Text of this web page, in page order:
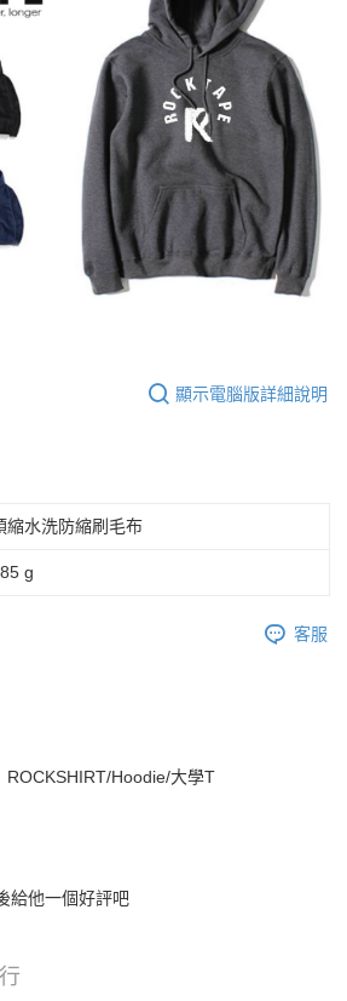
式進行付款，方視為交易完成。
下不需立刻繳費，但若您需要取消訂單，請聯絡
同意取消之訂單仍視為有效，需透過AFTEE先享
先享後付 」之結帳頁面顯示為準，若有關於
消欲退款等相關疑問，請聯繫「AFTEE先享後付
support/home
限公司提供之「AFTEE先享後付」服務完成之交
內提供個人資料，並將交易相關給付款項請求債
公司。
，請瀏覽以下網址：
」時，將依據個別帳號之用戶狀況，依本公司即
；若仍有額度不足之情形，本公司將視審查結果
停止該用戶之使用額度並採取法律行動。
含以上)免運費
含以上)免運費
顯示電腦版詳細說明
縮水洗防縮刷毛布
g
客服
ROCKSHIRT/Hoodie/大學T
給他一個好評吧